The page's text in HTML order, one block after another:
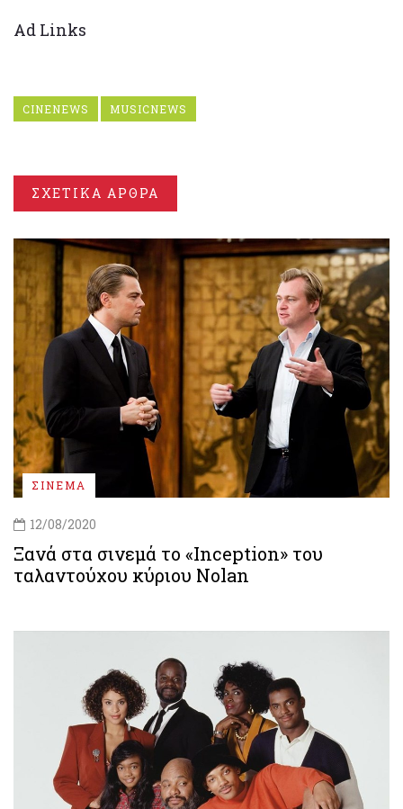
Ad Links
CINENEWS MUSICNEWS
ΣΧΕΤΙΚΑ ΑΡΘΡΑ
ΣΙΝΕΜΑ
12/08/2020
Ξανά στα σινεμά το «Inception» του
ταλαντούχου κύριου Nolan